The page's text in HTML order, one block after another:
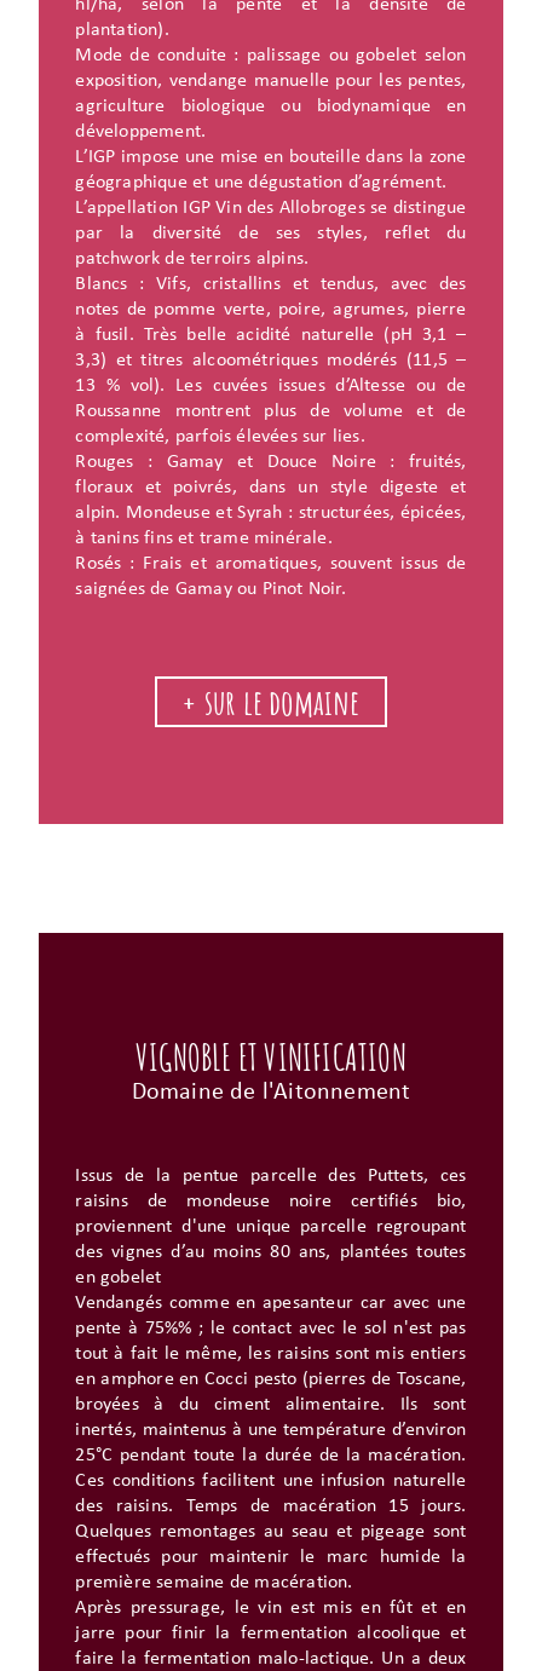
hl/ha, selon la pente et la densité de
plantation).
Mode de conduite : palissage ou gobelet selon
exposition, vendange manuelle pour les pentes,
agriculture biologique ou biodynamique en
développement.
L’IGP impose une mise en bouteille dans la zone
géographique et une dégustation d’agrément.
L’appellation IGP Vin des Allobroges se distingue
par la diversité de ses styles, reflet du
patchwork de terroirs alpins.
Blancs : Vifs, cristallins et tendus, avec des
notes de pomme verte, poire, agrumes, pierre
à fusil. Très belle acidité naturelle (pH 3,1 –
3,3) et titres alcoométriques modérés (11,5 –
13 % vol). Les cuvées issues d’Altesse ou de
Roussanne montrent plus de volume et de
complexité, parfois élevées sur lies.
Rouges : Gamay et Douce Noire : fruités,
floraux et poivrés, dans un style digeste et
alpin. Mondeuse et Syrah : structurées, épicées,
à tanins fins et trame minérale.
Rosés : Frais et aromatiques, souvent issus de
saignées de Gamay ou Pinot Noir.
+ sur le domaine
VIGNOBLE ET VINIFICATION
Domaine de l'Aitonnement
Issus de la pentue parcelle des Puttets, ces
raisins de mondeuse noire certifiés bio,
proviennent d'une unique parcelle regroupant
des vignes d’au moins 80 ans, plantées toutes
en gobelet
Vendangés comme en apesanteur car avec une
pente à 75%% ; le contact avec le sol n'est pas
tout à fait le même, les raisins sont mis entiers
en amphore en Cocci pesto (pierres de Toscane,
broyées à du ciment alimentaire. Ils sont
inertés, maintenus à une température d’environ
25°C pendant toute la durée de la macération.
Ces conditions facilitent une infusion naturelle
des raisins. Temps de macération 15 jours.
Quelques remontages au seau et pigeage sont
effectués pour maintenir le marc humide la
première semaine de macération.
Après pressurage, le vin est mis en fût et en
jarre pour finir la fermentation alcoolique et
faire la fermentation malo-lactique. Un a deux